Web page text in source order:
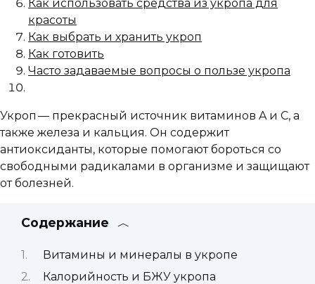
Как использовать средства из укропа для
красоты
Как выбрать и хранить укроп
Как готовить
Часто задаваемые вопросы о пользе укропа
Укроп — прекрасный источник витаминов A и C, а
также железа и кальция. Он содержит
антиоксиданты, которые помогают бороться со
свободными радикалами в организме и защищают
от болезней.
Содержание
Витамины и минералы в укропе
Калорийность и БЖУ укропа